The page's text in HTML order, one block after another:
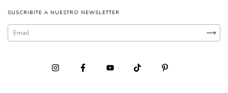
SUSCRIBITE A NUESTRO NEWSLETTER